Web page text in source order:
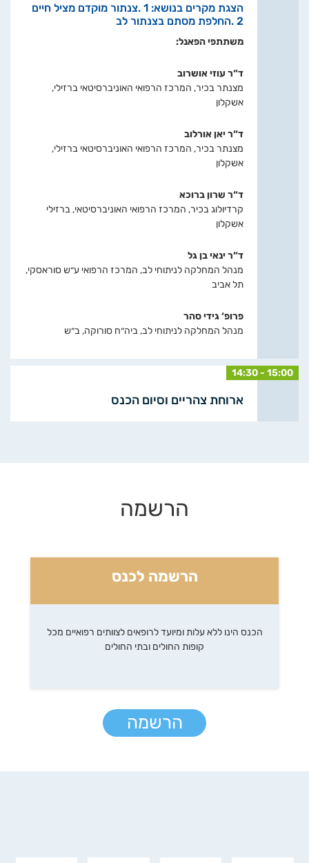
הצגת מקרים בנושא: 1 .צנתור מוקדם מציל חיים
2 .החלפת מסתם בצנתור לב
משתתפי הפאנל:
ד“ר עוזי אושרוב
מצנתר בכיר, המרכז הרפואי האוניברסיטאי ברזילי,
אשקלון
ד“ר יאן אורלוב
מצנתר בכיר, המרכז הרפואי האוניברסיטאי ברזילי,
אשקלון
ד“ר שרון ברוכא
קרדיולוג בכיר, המרכז הרפואי האוניברסיטאי, ברזילי
אשקלון
ד“ר ינאי בן גל
מנהל המחלקה לניתוחי לב, המרכז הרפואי ע״ש סוראסקי,
תל אביב
פרופ‘ גידי סהר
מנהל המחלקה לניתוחי לב, ביה״ח סורוקה, ב״ש
14:30 - 15:00
ארוחת צהריים וסיום הכנס
הרשמה
הרשמה לכנס
הכנס הינו ללא עלות ומיועד לרופאים לצוותים רפואיים מכל
קופות החולים ובתי החולים
הרשמה